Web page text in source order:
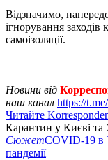
Відзначимо,
ігнорування
самоізоляції.
Новини від
наш канал https://
Читайте
Карантин у Києві та
СюжетCOVID-19 в
пандемії